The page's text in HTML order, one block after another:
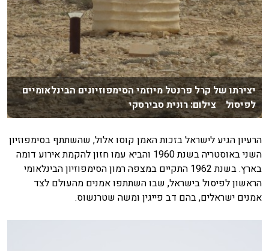
יצירתו של קרל פרנטל מיוזמי הסימפוזיונים הבינלאומיים
לפיסול צילום: רונית סבירסקי
הרעיון הגיע לישראל בזכות האמן קוסו אלול, שהשתתף בסימפוזיון
השני באוסטריה בשנת 1960 והביא עמו חזון להקמת אירוע דומה
בארץ. בשנת 1962 התקיים במצפה רמון הסימפוזיון הבינלאומי
הראשון לפיסול בישראל, שבו השתתפו אמנים מהעולם לצד
אמנים ישראלים, בהם דב פייגין ומשה שטרנשוס.